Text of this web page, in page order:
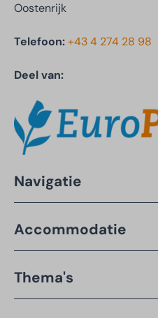
Oostenrijk
Telefoon:+43 4 274 28 98
Deel van:
Navigatie
Accommodatie
Thema's